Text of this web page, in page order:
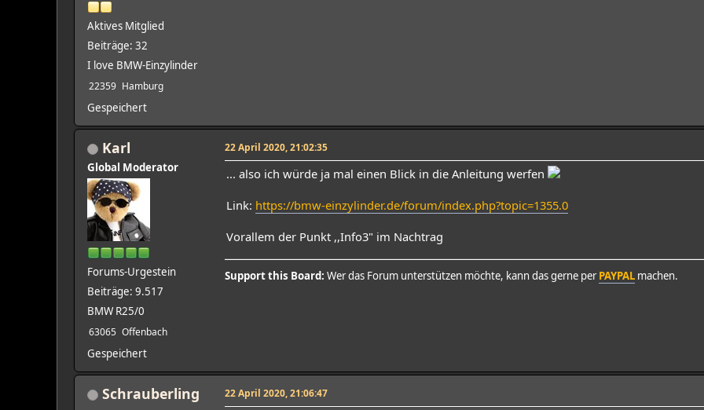
Aktives Mitglied
Beiträge: 32
I love BMW-Einzylinder
22359 Hamburg
Gespeichert
Karl
Global Moderator
Forums-Urgestein
Beiträge: 9.517
BMW R25/0
63065 Offenbach
Gespeichert
22 April 2020, 21:02:35
... also ich würde ja mal einen Blick in die Anleitung werfen
Link: https://bmw-einzylinder.de/forum/index.php?topic=1355.0
Vorallem der Punkt ,,Info3" im Nachtrag
Support this Board: Wer das Forum unterstützen möchte, kann das gerne perPAYPAL machen.
Schrauberling 22 April 2020, 21:06:47